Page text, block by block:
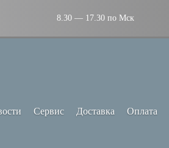
8.30 — 17.30 по Мск
Сервис Доставка Оплата